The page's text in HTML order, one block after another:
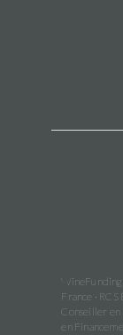
WineFunding
France ·
Conseiller
en